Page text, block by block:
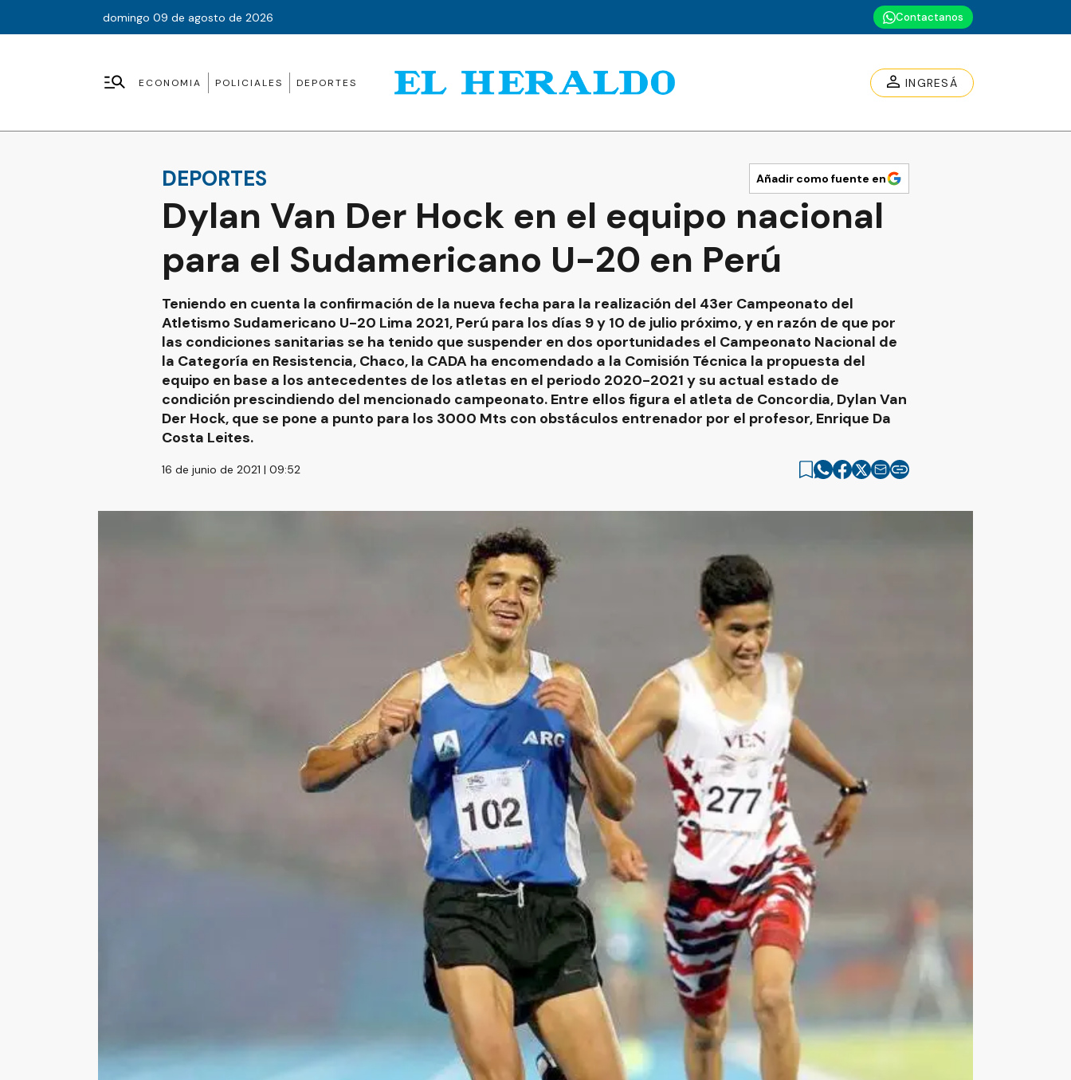
domingo 09 de agosto de 2026 Contactanos
ECONOMIA POLICIALES DEPORTES INGRESÁ
DEPORTES Añadir como fuente en
Dylan Van Der Hock en el equipo nacional
para el Sudamericano U-20 en Perú
Teniendo en cuenta la confirmación de la nueva fecha para la realización del 43er Campeonato del
Atletismo Sudamericano U-20 Lima 2021, Perú para los días 9 y 10 de julio próximo, y en razón de que por
las condiciones sanitarias se ha tenido que suspender en dos oportunidades el Campeonato Nacional de
la Categoría en Resistencia, Chaco, la CADA ha encomendado a la Comisión Técnica la propuesta del
equipo en base a los antecedentes de los atletas en el periodo 2020-2021 y su actual estado de
condición prescindiendo del mencionado campeonato. Entre ellos figura el atleta de Concordia, Dylan Van
Der Hock, que se pone a punto para los 3000 Mts con obstáculos entrenador por el profesor, Enrique Da
Costa Leites.
16 de junio de 2021 | 09:52